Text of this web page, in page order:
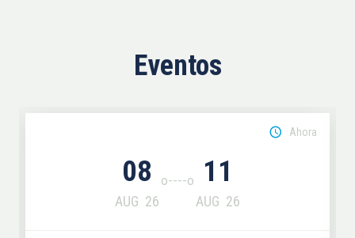
Eventos
08
AUG 26
11
AUG 26
Ahora